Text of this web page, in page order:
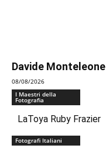
Davide Monteleone
08/08/2026
I Maestri della
Fotografia
LaToya Ruby Frazier
Fotografi Italiani